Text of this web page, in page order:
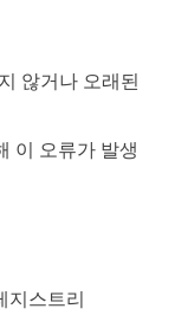
않거나 오래된
이 오류가 발생
지스트리